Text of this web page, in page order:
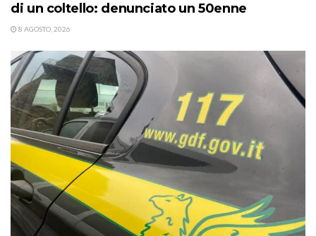
di un coltello: denunciato un 50enne
8 AGOSTO, 2026